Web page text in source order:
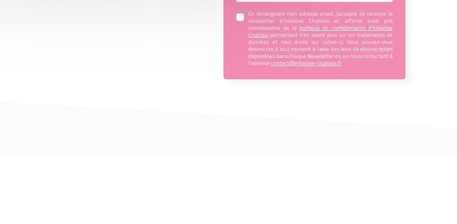
En renseignant mon adresse email, j’accepte de recevoir la
newsletter d'Initiative Chablais et affirme avoir pris
connaissance de la politique de confidentialité d’Initiative
Chablais permettant d’en savoir plus sur les traitements de
données et mes droits sur celles-ci. Vous pouvez-vous
désinscrire à tout moment à l’aide des liens de désinscription
disponibles dans chaque Newsletter ou en nous contactant à
l’adressecontact@initiative-chablais.fr